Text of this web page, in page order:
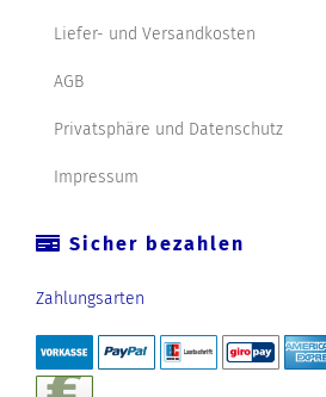
Liefer- und Versandkosten
AGB
Privatsphäre und Datenschutz
Impressum
Sicher bezahlen
Zahlungsarten